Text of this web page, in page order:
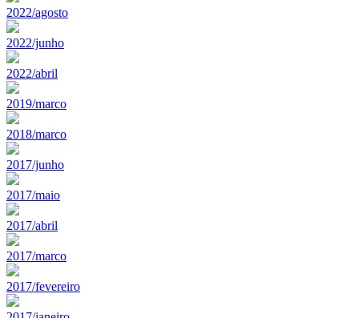
2022/agosto
2022/junho
2022/abril
2019/marco
2018/marco
2017/junho
2017/maio
2017/abril
2017/marco
2017/fevereiro